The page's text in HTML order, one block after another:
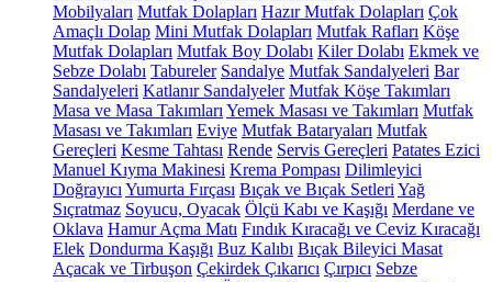
Mobilyaları Mutfak Dolapları Hazır Mutfak Dolapları Çok
Amaçlı Dolap Mini Mutfak Dolapları Mutfak Rafları Köşe
Mutfak Dolapları Mutfak Boy Dolabı Kiler Dolabı Ekmek ve
Sebze Dolabı Tabureler Sandalye Mutfak Sandalyeleri Bar
Sandalyeleri Katlanır Sandalyeler Mutfak Köşe Takımları
Masa ve Masa Takımları Yemek Masası ve Takımları Mutfak
Masası ve Takımları Eviye Mutfak Bataryaları Mutfak
Gereçleri Kesme Tahtası Rende Servis Gereçleri Patates Ezici
Manuel Kıyma Makinesi Krema Pompası Dilimleyici
Doğrayıcı Yumurta Fırçası Bıçak ve Bıçak Setleri Yağ
Sıçratmaz Soyucu, Oyacak Ölçü Kabı ve Kaşığı Merdane ve
Oklava Hamur Açma Matı Fındık Kıracağı ve Ceviz Kıracağı
Elek Dondurma Kaşığı Buz Kalıbı Bıçak Bileyici Masat
Açacak ve Tirbuşon Çekirdek Çıkarıcı Çırpıcı Sebze